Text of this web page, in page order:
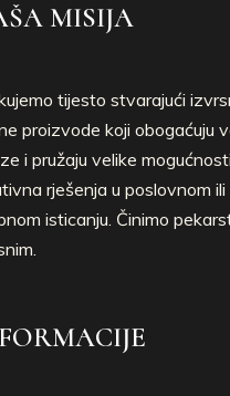
MISIJA
tijesto stvarajući
proizvode koji obogaćuju
i pružaju velike
rješenja u poslovnom ili
isticanju. Činimo